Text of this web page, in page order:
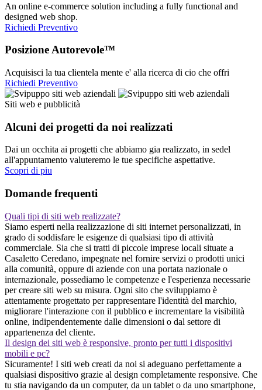
An online e-commerce solution including a fully functional and
designed web shop.
Richiedi Preventivo
Posizione Autorevole™
Acquisisci la tua clientela mente e' alla ricerca di cio che offri
Richiedi Preventivo
Siti web e pubblicità
Alcuni dei progetti da noi realizzati
Dai un occhita ai progetti che abbiamo gia realizzato, in sedel
all'appuntamento valuteremo le tue specifiche aspettative.
Scopri di piu
Domande frequenti
Quali tipi di siti web realizzate?
Siamo esperti nella realizzazione di siti internet personalizzati, in
grado di soddisfare le esigenze di qualsiasi tipo di attività
commerciale. Sia che si tratti di piccole imprese locali situate a
Casaletto Ceredano, impegnate nel fornire servizi o prodotti unici
alla comunità, oppure di aziende con una portata nazionale o
internazionale, possediamo le competenze e l'esperienza necessarie
per creare siti web su misura. Ogni sito che sviluppiamo è
attentamente progettato per rappresentare l'identità del marchio,
migliorare l'interazione con il pubblico e incrementare la visibilità
online, indipendentemente dalle dimensioni o dal settore di
appartenenza del cliente.
Il design dei siti web è responsive, pronto per tutti i dispositivi
mobili e pc?
Sicuramente! I siti web creati da noi si adeguano perfettamente a
qualsiasi dispositivo grazie al design completamente responsive. Che
tu stia navigando da un computer, da un tablet o da uno smartphone,